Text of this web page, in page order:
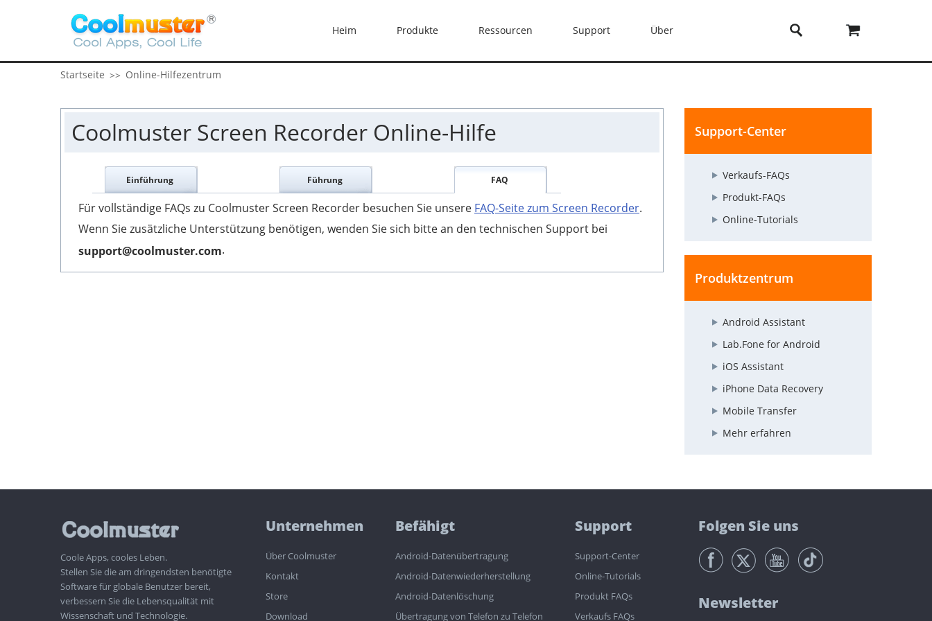
Heim Produkte Ressourcen Support Über
Startseite >> Online-Hilfezentrum
Coolmuster Screen Recorder Online-Hilfe
Einführung Führung FAQ
Für vollständige FAQs zu Coolmuster Screen Recorder besuchen Sie unsere FAQ-Seite zum Screen Recorder.
Wenn Sie zusätzliche Unterstützung benötigen, wenden Sie sich bitte an den technischen Support bei
support@coolmuster.com.
Support-Center
Verkaufs-FAQs
Produkt-FAQs
Online-Tutorials
Produktzentrum
Android Assistant
Lab.Fone for Android
iOS Assistant
iPhone Data Recovery
Mobile Transfer
Mehr erfahren
Coole Apps, cooles Leben.
Stellen Sie die am dringendsten benötigte
Software für globale Benutzer bereit,
verbessern Sie die Lebensqualität mit
Wissenschaft und Technologie.
Unternehmen
Über Coolmuster
Kontakt
Store
Download
Befähigt
Android-Datenübertragung
Android-Datenwiederherstellung
Android-Datenlöschung
Übertragung von Telefon zu Telefon
Support
Support-Center
Online-Tutorials
Produkt FAQs
Verkaufs FAQs
Folgen Sie uns
Newsletter